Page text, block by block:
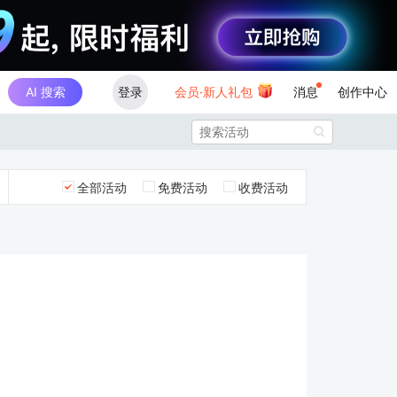
AI 搜索 登录 会员·新人礼包 消息 创作中心

全部活动 免费活动 收费活动